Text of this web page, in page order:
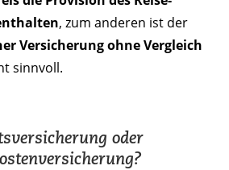
, zum anderen ist der
Versicherung ohne Vergleich
sinnvoll.
oder